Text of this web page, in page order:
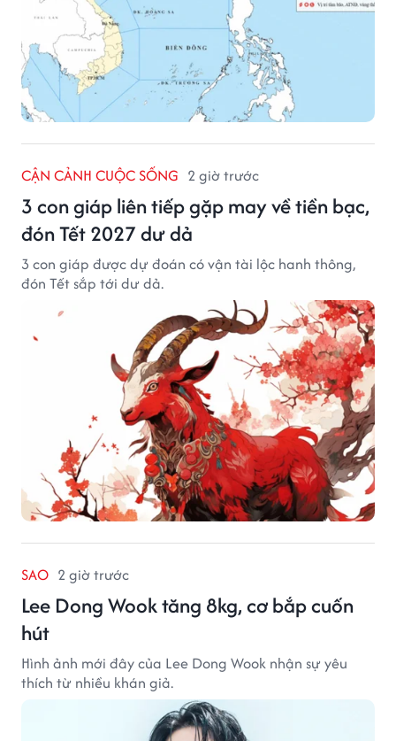
CẬN CẢNH CUỘC SỐNG 2 giờ trước
3 con giáp liên tiếp gặp may về tiền bạc,
đón Tết 2027 dư dả
3 con giáp được dự đoán có vận tài lộc hanh thông,
đón Tết sắp tới dư dả.
SAO 2 giờ trước
Lee Dong Wook tăng 8kg, cơ bắp cuốn
hút
Hình ảnh mới đây của Lee Dong Wook nhận sự yêu
thích từ nhiều khán giả.